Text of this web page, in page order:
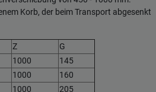
Korb, der beim Transport abgesenkt
Z
G
1000
145
1000
160
1000
205